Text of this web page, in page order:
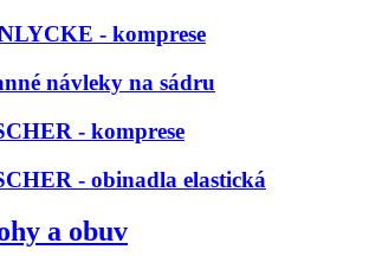
- komprese
návleky na sádru
- komprese
- obinadla elastická
a obuv